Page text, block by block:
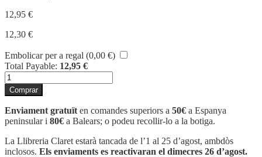
12,95 €
12,30 €
Embolicar per a regal (0,00 €)
Total Payable: 12,95 €
quantitat
de
EL
MISTERI
DE
L'ULL
DE
FALCÓ
Comprar
Enviament gratuït en comandes superiors a 50€ a Espanya
peninsular i 80€ a Balears; o podeu recollir-lo a la botiga.
La Llibreria Claret estarà tancada de l’1 al 25 d’agost, ambdòs
inclosos. Els enviaments es reactivaran el dimecres 26 d’agost.